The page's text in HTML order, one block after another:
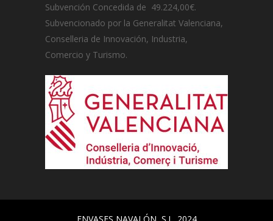
Subvención Concedida de 49.224,00€.
Subvencionado por la Generalitat Valenciana,
Conselleria de Innovación, Industria,
Comercio y Turismo.